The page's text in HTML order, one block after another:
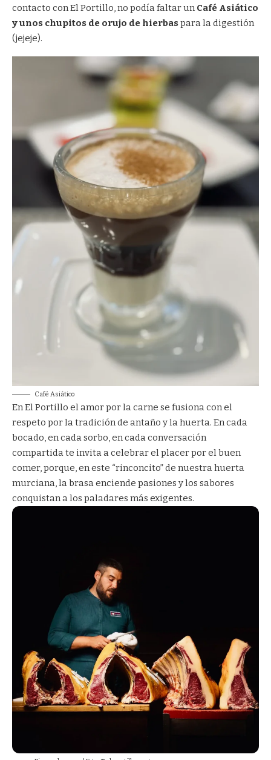
contacto con El Portillo, no podía faltar unCafé Asiático
y unos chupitos de orujo de hierbaspara la digestión
(jejeje).
Café Asiático
En El Portillo el amor por la carne se fusiona con el
respeto por la tradición de antaño y la huerta. En cada
bocado, en cada sorbo, en cada conversación
compartida te invita a celebrar el placer por el buen
comer, porque, en este “rinconcito” de nuestra huerta
murciana, la brasa enciende pasiones y los sabores
conquistan a los paladares más exigentes.